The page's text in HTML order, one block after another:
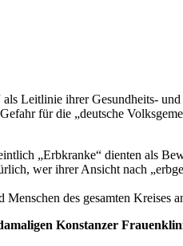
als Leitlinie ihrer Gesundheits-
für die „deutsche
„Erbkranke“ dienten als
wer ihrer Ansicht nach
des gesamten Kreises
Konstanzer